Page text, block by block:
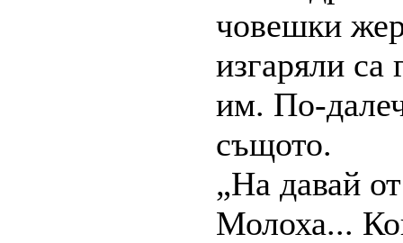
човешки
изгаряли са
им. По-
същото.
„На давай
Молоха...